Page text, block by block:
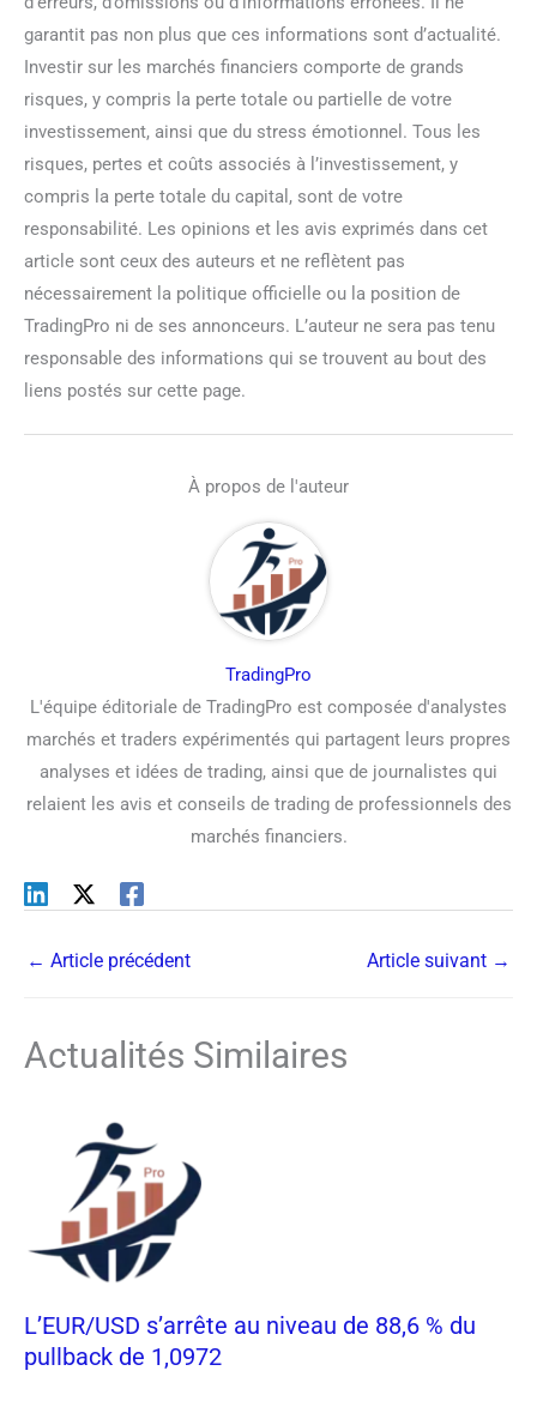
garantit pas non plus que ces informations sont d’actualité.
Investir sur les marchés financiers comporte de grands
risques, y compris la perte totale ou partielle de votre
investissement, ainsi que du stress émotionnel. Tous les
risques, pertes et coûts associés à l’investissement, y
compris la perte totale du capital, sont de votre
responsabilité. Les opinions et les avis exprimés dans cet
article sont ceux des auteurs et ne reflètent pas
nécessairement la politique officielle ou la position de
TradingPro ni de ses annonceurs. L’auteur ne sera pas tenu
responsable des informations qui se trouvent au bout des
liens postés sur cette page.
À propos de l'auteur
TradingPro
L'équipe éditoriale de TradingPro est composée d'analystes
marchés et traders expérimentés qui partagent leurs propres
analyses et idées de trading, ainsi que de journalistes qui
relaient les avis et conseils de trading de professionnels des
marchés financiers.
← Article précédent Article suivant →
Actualités Similaires
L’EUR/USD s’arrête au niveau de 88,6 % du
pullback de 1,0972